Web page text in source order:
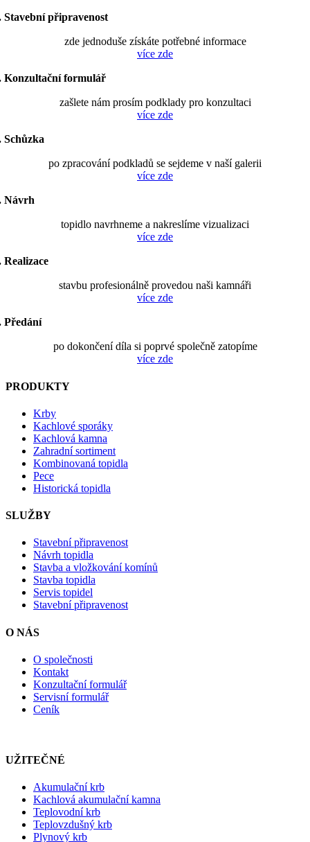
Stavební připravenost
zde jednoduše získáte potřebné informace
více zde
Konzultační formulář
zašlete nám prosím podklady pro konzultaci
více zde
Schůzka
po zpracování podkladů se sejdeme v naší galerii
více zde
Návrh
topidlo navrhneme a nakreslíme vizualizaci
více zde
Realizace
stavbu profesionálně provedou naši kamnáři
více zde
Předání
po dokončení díla si poprvé společně zatopíme
více zde
PRODUKTY
Krby
Kachlové sporáky
Kachlová kamna
Zahradní sortiment
Kombinovaná topidla
Pece
Historická topidla
SLUŽBY
Stavební připravenost
Návrh topidla
Stavba a vložkování komínů
Stavba topidla
Servis topidel
Stavební připravenost
O NÁS
O společnosti
Kontakt
Konzultační formulář
Servisní formulář
Ceník
UŽITEČNÉ
Akumulační krb
Kachlová akumulační kamna
Teplovodní krb
Teplovzdušný krb
Plynový krb